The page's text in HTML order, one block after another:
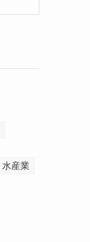
水産業